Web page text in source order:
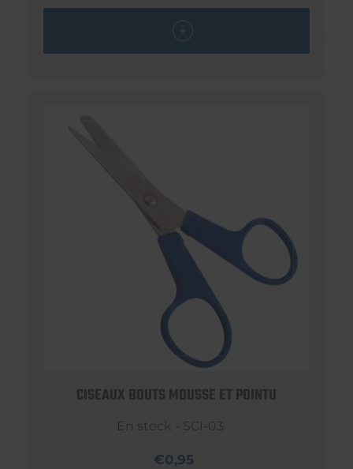
CISEAUX BOUTS MOUSSE ET POINTU
En stock - SCI-03
€0,95